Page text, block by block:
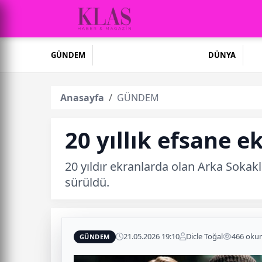
GÜNDEM DÜNYA
Anasayfa GÜNDEM
20 yıllık efsane
20 yıldır ekranlarda olan Arka
sürüldü.
GÜNDEM 21.05.2026 19:10 Dicle Toğal 466